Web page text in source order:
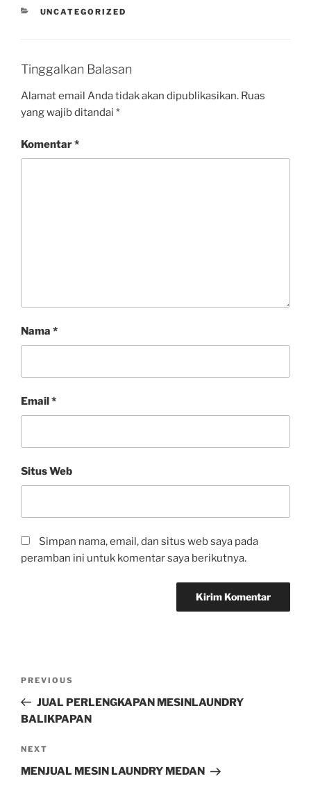
UNCATEGORIZED
Tinggalkan Balasan
Alamat email Anda tidak akan dipublikasikan. Ruas
yang wajib ditandai *
Komentar*
Nama *
Email*
Situs Web
Simpan nama, email, dan situs web saya pada
peramban ini untuk komentar saya berikutnya.
PREVIOUS
JUAL PERLENGKAPAN MESINLAUNDRY
BALIKPAPAN
NEXT
MENJUAL MESIN LAUNDRY MEDAN